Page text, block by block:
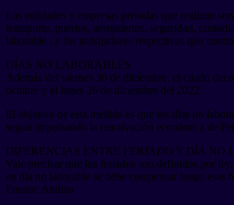
Las entidades y empresas privadas que realizan
transporte, puertos, aeropuertos, seguridad,
laborable , y los trabajadores respectivos que
DÍAS NO LABORABLES
Además del viernes 30 de diciembre, el citado
octubre y el lunes 26 de diciembre del 2022.
El objetivo de esta medida es que los días no
seguir impulsando la reactivación económica de
DIFERENCIAS ENTRE FERIADO Y DÍA NO
Vale precisar que los feriados son definidos por
en día no laborable se debe compensar luego esas
Fuente: Andina